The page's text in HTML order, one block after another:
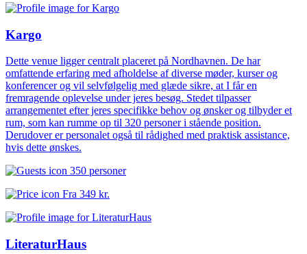
Kargo
Dette venue ligger centralt placeret på Nordhavnen. De har
omfattende erfaring med afholdelse af diverse møder, kurser og
konferencer og vil selvfølgelig med glæde sikre, at I får en
fremragende oplevelse under jeres besøg. Stedet tilpasser
arrangementet efter jeres specifikke behov og ønsker og tilbyder et
rum, som kan rumme op til 320 personer i stående position.
Derudover er personalet også til rådighed med praktisk assistance,
hvis dette ønskes.
350 personer
Fra 349 kr.
LiteraturHaus